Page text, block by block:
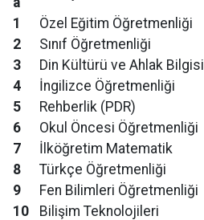
1
Özel Eğitim Öğretmenliği
2
Sınıf Öğretmenliği
3
Din Kültürü ve Ahlak Bilgisi
4
İngilizce Öğretmenliği
5
Rehberlik (PDR)
6
Okul Öncesi Öğretmenliği
7
İlköğretim Matematik
8
Türkçe Öğretmenliği
9
Fen Bilimleri Öğretmenliği
10
Bilişim Teknolojileri